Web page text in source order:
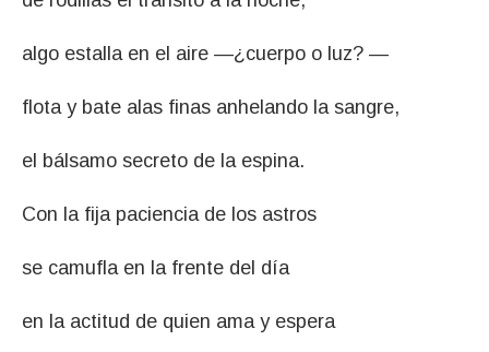
algo estalla en el aire —¿cuerpo o luz? —
flota y bate alas finas anhelando la sangre,
el bálsamo secreto de la espina.
Con la fija paciencia de los astros
se camufla en la frente del día
en la actitud de quien ama y espera